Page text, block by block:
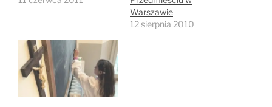
Warszawie
12 sierpnia 2010